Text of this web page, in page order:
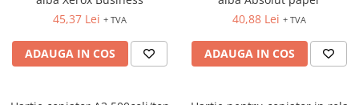
CAPSATOARE & DECAPSATOARE
CAPSE & SUPORTURI
TAVITE & SUPORT PENTRU
SUPORT ACCESORII PENTRU SCRIS
45,37 Lei + TVA
ADAUGA IN COS
40,88 Lei + TVA
ADAUGA IN COS